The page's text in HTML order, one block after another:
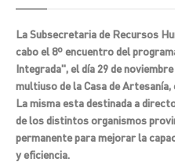
La Subsecretaria de Recursos
cabo el 8º encuentro del
Integrada", el día 29 de
multiuso de la Casa de
La misma esta destinada a
de los distintos organismos
permanente para mejorar la
y eficiencia.